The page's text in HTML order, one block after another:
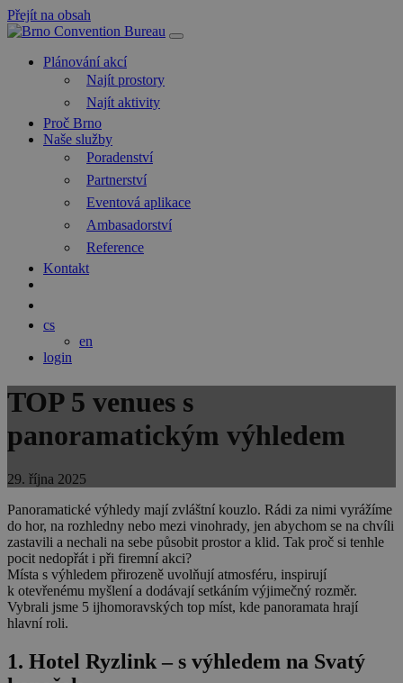
Přejít na obsah
Hlavní
navigace
Plánování akcí
Najít prostory
Najít aktivity
Proč Brno
Naše služby
Poradenství
Partnerství
Eventová aplikace
Ambasadorství
Reference
Kontakt
cs
en
login
TOP 5 venues s
panoramatickým výhledem
29. října 2025
Panoramatické výhledy mají zvláštní kouzlo. Rádi za nimi vyrážíme
do hor, na rozhledny nebo mezi vinohrady, jen abychom se na chvíli
zastavili a nechali na sebe působit prostor a klid. Tak proč si tenhle
pocit nedopřát i při firemní akci?
Místa s výhledem přirozeně uvolňují atmosféru, inspirují
k otevřenému myšlení a dodávají setkáním výjimečný rozměr.
Vybrali jsme 5 ijhomoravských top míst, kde panoramata hrají
hlavní roli.
1. Hotel Ryzlink – s výhledem na Svatý